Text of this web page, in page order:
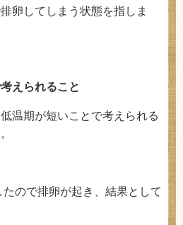
卵してしまう状態を指しま
えられること
温期が短いことで考えられる
ので排卵が起き、結果として